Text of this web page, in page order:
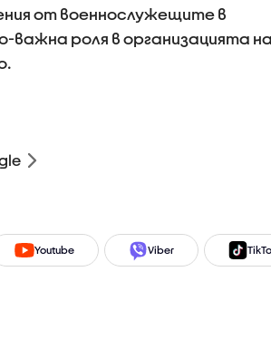
от военнослужещите в
важна роля в организацията на
Youtube Viber